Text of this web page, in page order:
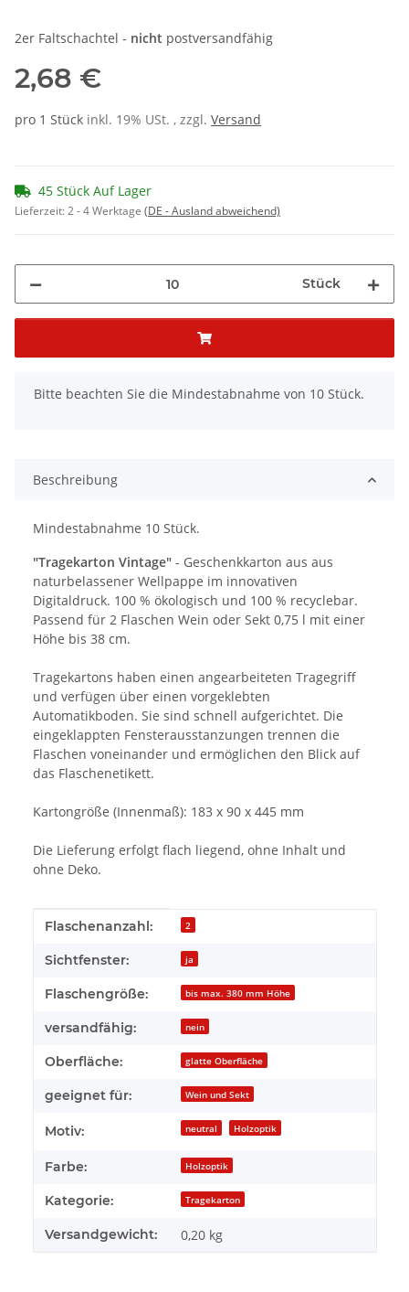
2er Faltschachtel - nicht postversandfähig
2,68 €
pro 1 Stück inkl. 19% USt. , zzgl. Versand
45 Stück Auf Lager
Lieferzeit:2 - 4 Werktage (DE - Ausland abweichend)
Stück
x
Bitte beachten Sie die Mindestabnahme von 10 Stück.
Beschreibung
Mindestabnahme 10 Stück.
"Tragekarton Vintage" - Geschenkkarton aus aus
naturbelassener Wellpappe im innovativen
Digitaldruck. 100 % ökologisch und 100 % recyclebar.
Passend für 2 Flaschen Wein oder Sekt 0,75 l mit einer
Höhe bis 38 cm.
Tragekartons haben einen angearbeiteten Tragegriff
und verfügen über einen vorgeklebten
Automatikboden. Sie sind schnell aufgerichtet. Die
eingeklappten Fensterausstanzungen trennen die
Flaschen voneinander und ermöglichen den Blick auf
das Flaschenetikett.
Kartongröße (Innenmaß): 183 x 90 x 445 mm
Die Lieferung erfolgt flach liegend, ohne Inhalt und
ohne Deko.
Produkteigenschaft
Wert
Flaschenanzahl: 2
Sichtfenster: ja
Flaschengröße: bis max. 380 mm Höhe
versandfähig: nein
Oberfläche: glatte Oberfläche
geeignet für: Wein und Sekt
Motiv: neutral Holzoptik
Farbe: Holzoptik
Kategorie: Tragekarton
Versandgewicht: 0,20 kg